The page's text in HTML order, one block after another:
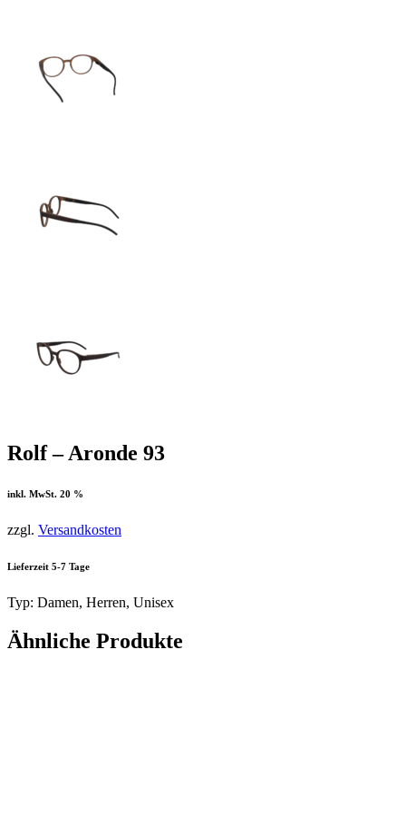
Rolf – Aronde 93
inkl. MwSt. 20 %
zzgl. Versandkosten
Lieferzeit 5-7 Tage
Typ: Damen, Herren, Unisex
Ähnliche Produkte